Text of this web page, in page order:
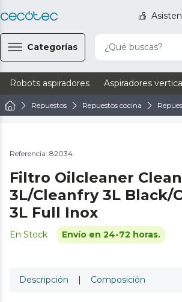
Categorías ¿Qué buscas?
Robots aspiradores Aspiradores
Repuestos Repuestos cocina
Referencia: 82034
Filtro Oilcleaner
3L/Cleanfry 3L Black/
3L Full Inox
En Stock Envío en 24-72 horas.
Descripción | Composición